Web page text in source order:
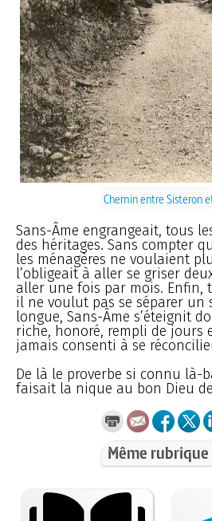
Chemin entre Sisteron
Sans-Âme engrangeait, tous
des héritages. Sans compter
les ménagères ne voulaient
l’obligeait à aller se griser
aller une fois par mois. Enfin,
il ne voulut pas se séparer
longue, Sans-Âme s’éteignit
riche, honoré, rempli de jours
jamais consenti à se
De là le proverbe si connu là-
faisait la nique au bon Dieu
Même rubrique